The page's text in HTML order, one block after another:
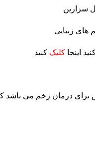
سزارین
زیبایی
اینجا کلیک کنید
درمان زخم می باشد که